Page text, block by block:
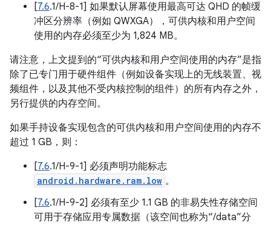
[7.6.1/H-8-1] 如果默认屏幕使用最高可达 QHD 的帧缓
冲区分辨率（例如 QWXGA），可供内核和用户空间
使用的内存必须至少为 1,824 MB。
请注意，上文提到的“可供内核和用户空间使用的内存”是指
除了已专门用于硬件组件（例如设备实现上的无线装置、视
频组件，以及其他不受内核控制的组件）的所有内存之外，
另行提供的内存空间。
如果手持设备实现包含的可供内核和用户空间使用的内存不
超过 1 GB，则：
[7.6.1/H-9-1] 必须声明功能标志
android.hardware.ram.low 。
[7.6.1/H-9-2] 必须有至少 1.1 GB 的非易失性存储空间
可用于存储应用专属数据（该空间也称为“/data”分